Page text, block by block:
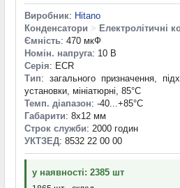
Виробник: Hitano
Конденсатори > Електролітичні
Ємність: 470 мкФ
Номін. напруга: 10 В
Серія: ECR
Тип: загального призначення,
установки, мініатюрні, 85°C
Темп. діапазон: -40...+85°С
Габарити: 8x12 мм
Строк служби: 2000 годин
УКТЗЕД: 8532 22 00 00
у наявності: 2385 шт